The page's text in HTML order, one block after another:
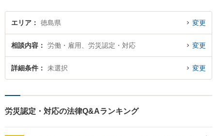
エリア 徳島県 変更
相談内容 労働・雇用、労災認定・対応 変更
詳細条件 未選択 変更
労災認定・対応の法律Q&Aランキング